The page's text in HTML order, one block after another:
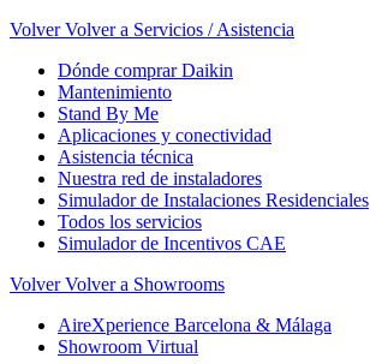
Volver Volver a Servicios / Asistencia
Dónde comprar Daikin
Mantenimiento
Stand By Me
Aplicaciones y conectividad
Asistencia técnica
Nuestra red de instaladores
Simulador de Instalaciones Residenciales
Todos los servicios
Simulador de Incentivos CAE
Volver Volver a Showrooms
AireXperience Barcelona & Málaga
Showroom Virtual